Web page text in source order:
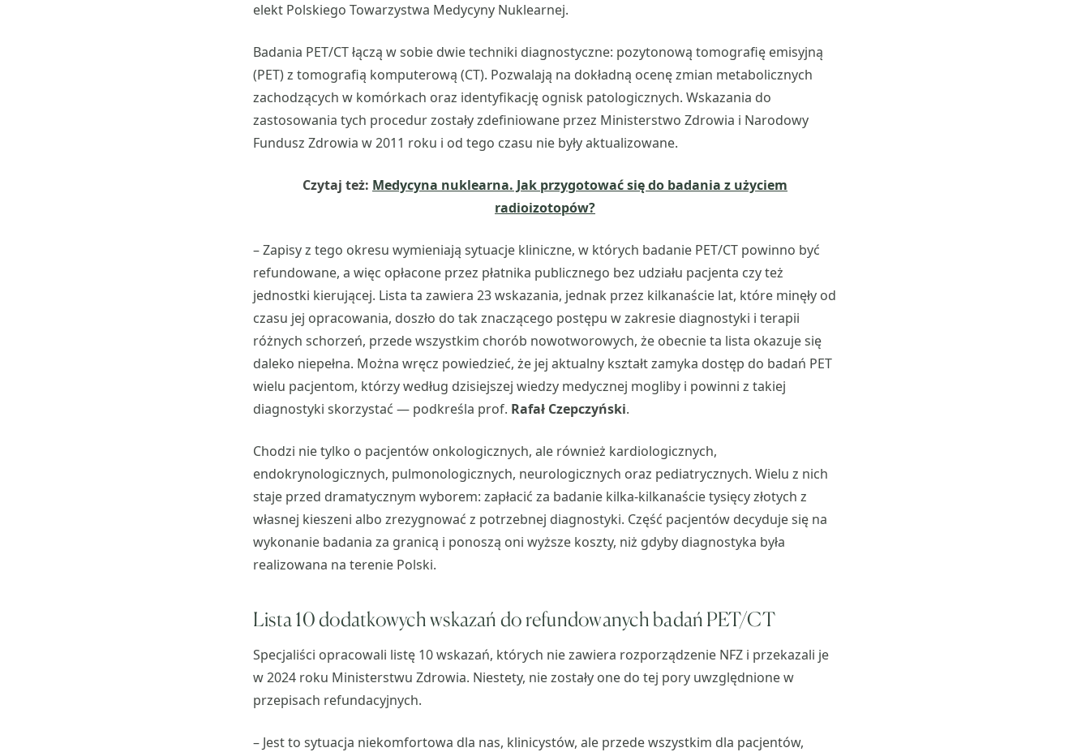
elekt Polskiego Towarzystwa Medycyny Nuklearnej.
Badania PET/CT łączą w sobie dwie techniki diagnostyczne: pozytonową tomografię emisyjną
(PET) z tomografią komputerową (CT). Pozwalają na dokładną ocenę zmian metabolicznych
zachodzących w komórkach oraz identyfikację ognisk patologicznych. Wskazania do
zastosowania tych procedur zostały zdefiniowane przez Ministerstwo Zdrowia i Narodowy
Fundusz Zdrowia w 2011 roku i od tego czasu nie były aktualizowane.
Czytaj też: Medycyna nuklearna. Jak przygotować się do badania z użyciem
radioizotopów?
– Zapisy z tego okresu wymieniają sytuacje kliniczne, w których badanie PET/CT powinno być
refundowane, a więc opłacone przez płatnika publicznego bez udziału pacjenta czy też
jednostki kierującej. Lista ta zawiera 23 wskazania, jednak przez kilkanaście lat, które minęły od
czasu jej opracowania, doszło do tak znaczącego postępu w zakresie diagnostyki i terapii
różnych schorzeń, przede wszystkim chorób nowotworowych, że obecnie ta lista okazuje się
daleko niepełna. Można wręcz powiedzieć, że jej aktualny kształt zamyka dostęp do badań PET
wielu pacjentom, którzy według dzisiejszej wiedzy medycznej mogliby i powinni z takiej
diagnostyki skorzystać — podkreśla prof. Rafał Czepczyński.
Chodzi nie tylko o pacjentów onkologicznych, ale również kardiologicznych,
endokrynologicznych, pulmonologicznych, neurologicznych oraz pediatrycznych. Wielu z nich
staje przed dramatycznym wyborem: zapłacić za badanie kilka-kilkanaście tysięcy złotych z
własnej kieszeni albo zrezygnować z potrzebnej diagnostyki. Część pacjentów decyduje się na
wykonanie badania za granicą i ponoszą oni wyższe koszty, niż gdyby diagnostyka była
realizowana na terenie Polski.
Lista 10 dodatkowych wskazań do refundowanych badań PET/CT
Specjaliści opracowali listę 10 wskazań, których nie zawiera rozporządzenie NFZ i przekazali je
w 2024 roku Ministerstwu Zdrowia. Niestety, nie zostały one do tej pory uwzględnione w
przepisach refundacyjnych.
– Jest to sytuacja niekomfortowa dla nas, klinicystów, ale przede wszystkim dla pacjentów,